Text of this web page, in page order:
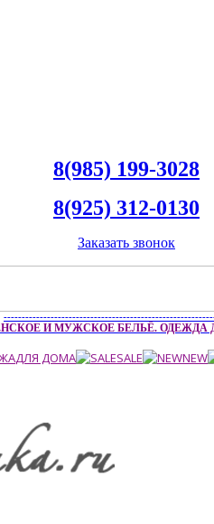
8(985) 199-3028
8(925) 312-0130
Заказать звонок
И МУЖСКОЕ БЕЛЬЁ. ОДЕЖДА
ДЛЯ ДОМА SALE NEW